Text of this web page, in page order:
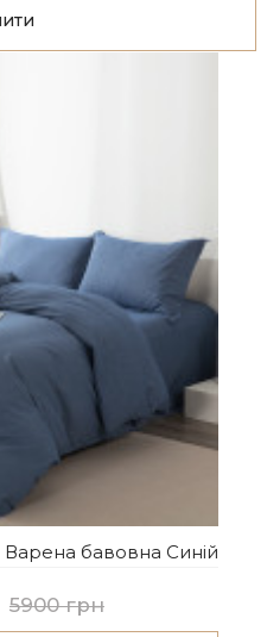
Варена бавовна Синій
5900 грн